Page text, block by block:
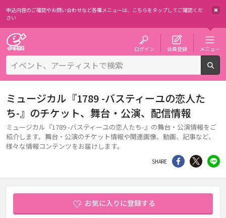
申込内容のご確認やお問い合わせなど各種メニューは、 こちらをタップしてご確認くだ
さい
ログイン 会員登録 メニュー
ミュージカル『1789 -バスティーユの恋人た
ち-』のチケット、舞台・公演、配信情報
ミュージカル『1789 -バスティーユの恋人たち-』の舞台・公演情報をご
紹介します。舞台・公演のチケット情報や関連画像、動画、記事など、
様々な情報コンテンツをお届けします。
SHARE シェア Twitter
お気に入りに登録する